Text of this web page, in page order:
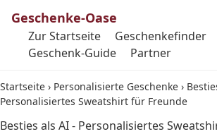
Geschenke-Oase
Zur Startseite Geschenkefinder
Geschenk-Guide
Partner
Startseite › Personalisierte Geschenke ›
Personalisiertes Sweatshirt für Freunde
Besties als AI - Personalisiertes